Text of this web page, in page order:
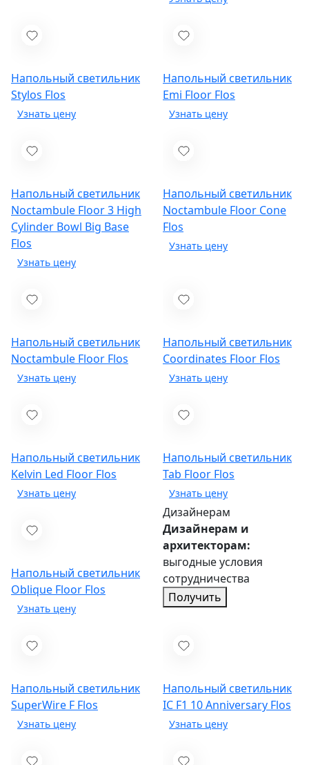
Напольный светильник
Stylos Flos
Напольный светильник
Emi Floor Flos
Напольный светильник
Noctambule Floor 3 High
Cylinder Bowl Big Base
Flos
Напольный светильник
Noctambule Floor Cone
Flos
Напольный светильник
Noctambule Floor Flos
Напольный светильник
Coordinates Floor Flos
Напольный светильник
Kelvin Led Floor Flos
Напольный светильник
Tab Floor Flos
Напольный светильник
Oblique Floor Flos
Дизайнерам
Дизайнерам и
архитекторам:
выгодные условия
сотрудничества
Получить
Напольный светильник
SuperWire F Flos
Напольный светильник
IC F1 10 Anniversary Flos